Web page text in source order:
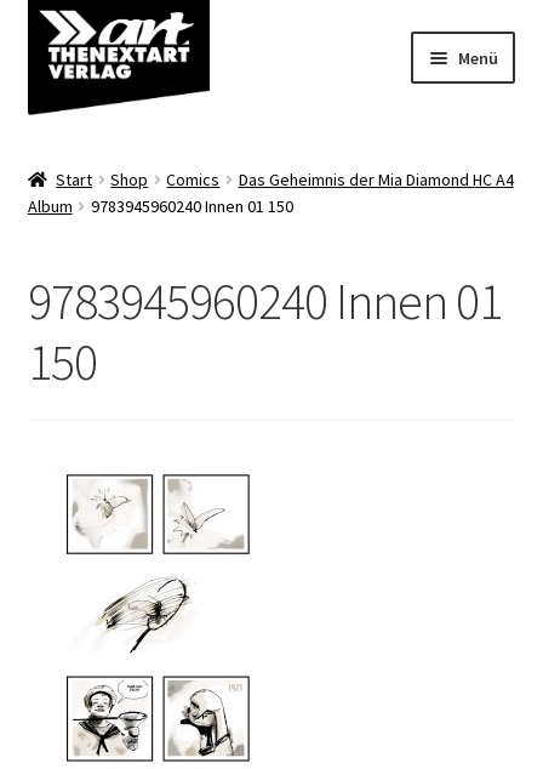
Zur
Navigation
springen
Zum
Inhalt
springen
Menü
Shop
Start Shop Comics
Das Geheimnis der Mia Diamond HC A4
Album
9783945960240 Innen 01 150
9783945960240 Innen 01
150